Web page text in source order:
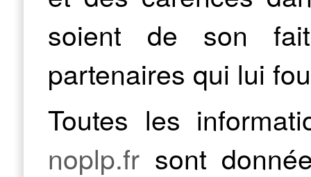
soient de son
partenaires qui lui
Toutes les
noplp.fr sont